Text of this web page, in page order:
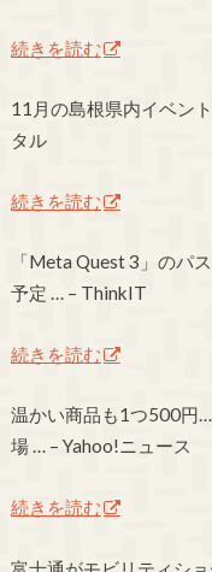
続きを読む
11月の島根県内イベン
タル
続きを読む
「Meta Quest 3」のパ
予定 … – ThinkIT
続きを読む
温かい商品も1つ500円
場 … – Yahoo!ニュース
続きを読む